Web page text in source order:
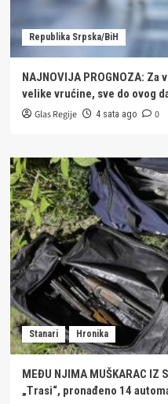
Republika Srpska/BiH
NAJNOVIJA PROGNOZA:
velike vrućine, sve do ovog
Glas Regije 4 sata ago 0
Stanari Hronika
MEĐU NJIMA MUŠKARAC IZ
„Trasi“, pronađeno 14